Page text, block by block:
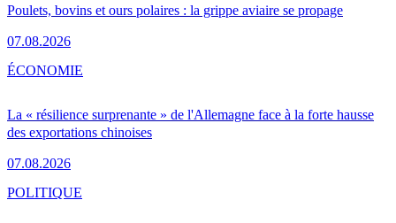
Poulets, bovins et ours polaires : la grippe aviaire se propage
07.08.2026
La « résilience surprenante » de l'Allemagne face à la forte hausse
des exportations chinoises
07.08.2026
ÉCONOMIE
POLITIQUE